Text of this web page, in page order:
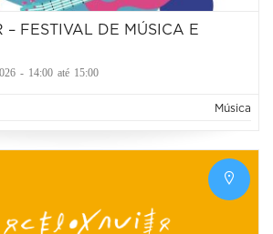
– FESTIVAL DE MÚSICA E
- 14:00 até 15:00
Música